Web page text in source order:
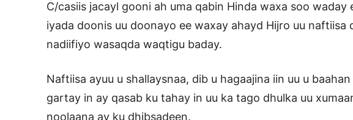
C/casiis jacayl gooni ah uma qabin Hinda waxa soo waday
iyada doonis uu doonayo ee waxay ahayd Hijro uu naftiisa
nadiifiyo wasaqda waqtigu baday.
Naftiisa ayuu u shallaysnaa, dib u hagaajina iin uu u
gartay in ay qasab ku tahay in uu ka tago dhulka uu
noolaana ay ku dhibsadeen.